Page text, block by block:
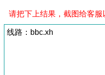
请把下上结果，截图给客服
线路：bbc.xh